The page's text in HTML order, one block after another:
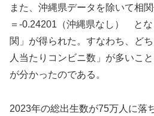
また、沖縄県データを除いて相
＝-0.24201（沖縄県なし） と
関」が得られた。すなわち、ど
人当たりコンビニ数」が多いこ
が分かったのである。
2023年の総出生数が75万人に落